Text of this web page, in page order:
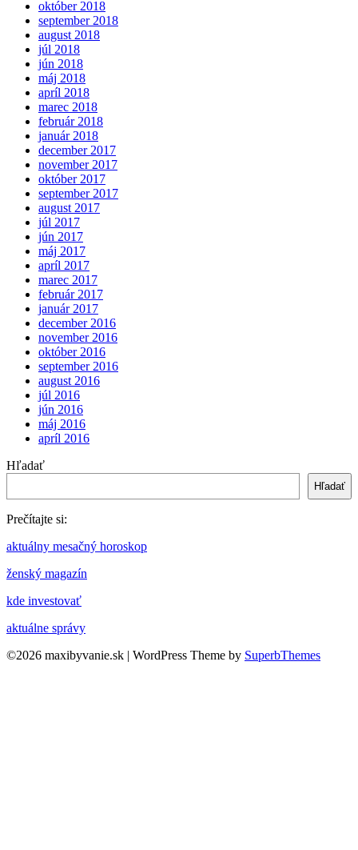
október 2018
september 2018
august 2018
júl 2018
jún 2018
máj 2018
apríl 2018
marec 2018
február 2018
január 2018
december 2017
november 2017
október 2017
september 2017
august 2017
júl 2017
jún 2017
máj 2017
apríl 2017
marec 2017
február 2017
január 2017
december 2016
november 2016
október 2016
september 2016
august 2016
júl 2016
jún 2016
máj 2016
apríl 2016
Hľadať
Hľadať
Prečítajte si:
aktuálny mesačný horoskop
ženský magazín
kde investovať
aktuálne správy
©2026 maxibyvanie.sk | WordPress Theme by SuperbThemes